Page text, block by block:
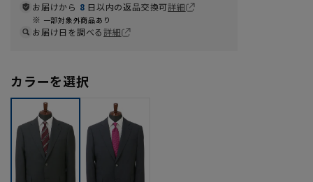
お届けから 8 日以内の返品交換可詳細
一部対象外商品あり
お届け日を調べる詳細
カラーを選択